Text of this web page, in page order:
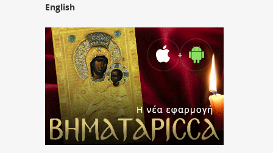
English